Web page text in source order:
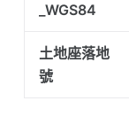
_WGS84
土地座落地
號